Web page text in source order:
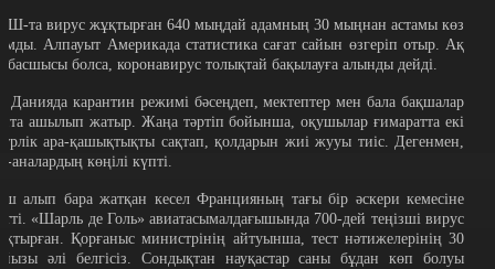
та вирус жұқтырған 640 мыңдай адамның 30 мыңнан астамы көз
Алпауыт Америкада статистика сағат сайын өзгеріп отыр. Ақ
басшысы болса, коронавирус толықтай бақылауға алынды дейді.
Данияда карантин режимі бәсеңдеп, мектептер мен бала бақшалар
ашылып жатыр. Жаңа тәртіп бойынша, оқушылар ғимаратта екі
ара-қашықтықты сақтап, қолдарын жиі жууы тиіс. Дегенмен,
аналардың көңілі күпті.
алып бара жатқан кесел Францияның тағы бір әскери кемесіне
«Шарль де Голь» авиатасымалдағышында 700-дей теңізші вирус
Қорғаныс министрінің айтуынша, тест нәтижелерінің 30
әлі белгісіз. Сондықтан науқастар саны бұдан көп болуы